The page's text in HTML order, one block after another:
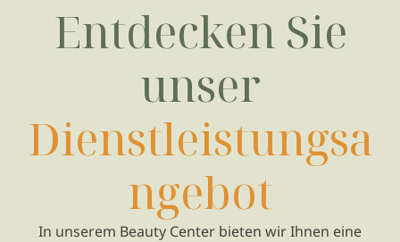
Entdecken Sie
unser
Dienstleistungsa
ngebot
In unserem Beauty Center bieten wir Ihnen eine